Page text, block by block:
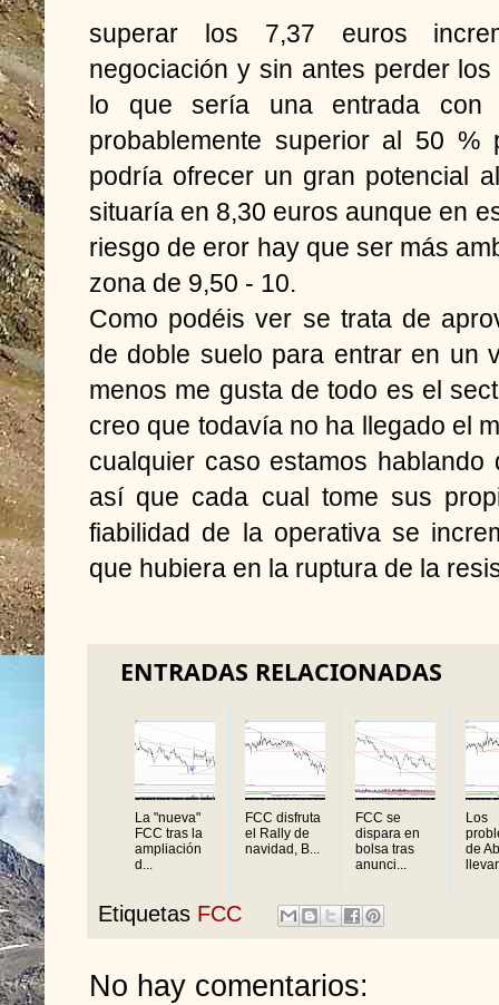
superar los 7,37 euros
negociación y sin antes perder
lo que sería una entrada
probablemente superior al 50
podría ofrecer un gran potencial
situaría en 8,30 euros aunque en
riesgo de eror hay que ser más
zona de 9,50 - 10.
Como podéis ver se trata de
de doble suelo para entrar en un
menos me gusta de todo es el
creo que todavía no ha llegado el
cualquier caso estamos
así que cada cual tome sus
fiabilidad de la operativa se
que hubiera en la ruptura de la
ENTRADAS RELACIONADAS
La "nueva"
FCC tras la
ampliación
d...
FCC disfruta
el Rally de
navidad, B...
FCC se
dispara en
bolsa tras
anunci...
Los
de
Etiquetas FCC
No hay comentarios: